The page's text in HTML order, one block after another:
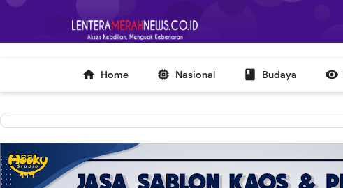
-->
 Home  Nasional  Budaya 